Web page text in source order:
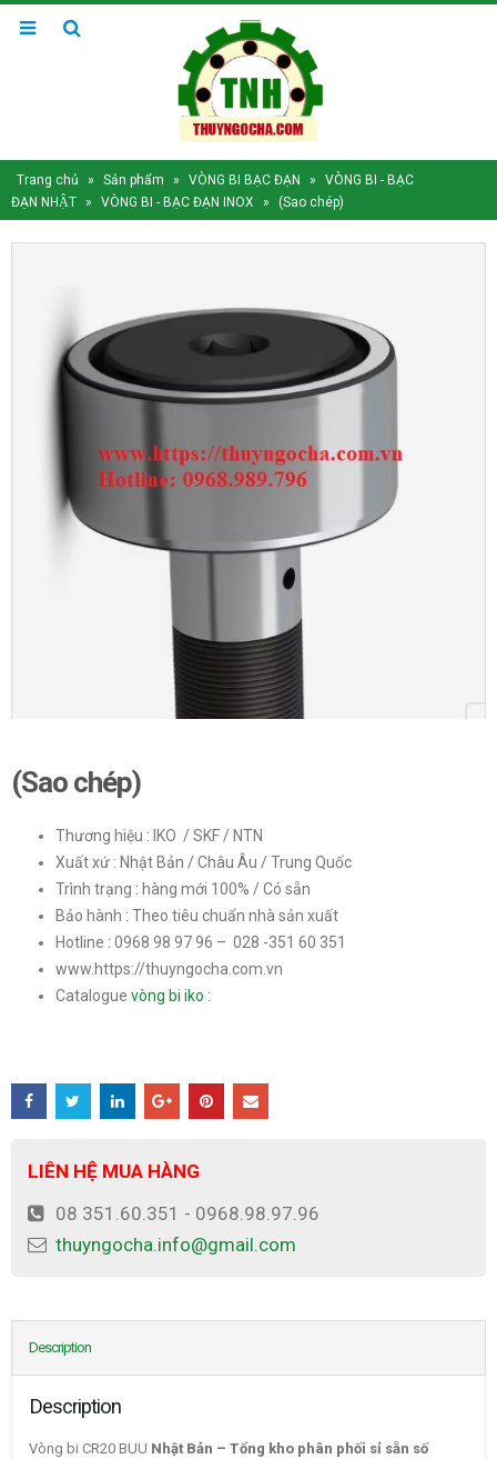
Trang chủ » Sản phẩm » VÒNG BI BẠC ĐẠN »
VÒNG BI - BẠC
ĐẠN NHẬT » VÒNG BI - BẠC ĐẠN INOX » (Sao chép)
(Sao chép)
Thương hiệu : IKO / SKF / NTN
Xuất xứ : Nhật Bản / Châu Âu / Trung Quốc
Trình trạng : hàng mới 100% / Có sẵn
Bảo hành : Theo tiêu chuẩn nhà sản xuất
Hotline : 0968 98 97 96 – 028 -351 60 351
www.https://thuyngocha.com.vn
Catalogue vòng bi iko :
LIÊN HỆ MUA HÀNG
08 351.60.351 - 0968.98.97.96
thuyngocha.info@gmail.com
Description
Description
Vòng bi CR20 BUU Nhật Bản – Tổng kho phân phối sỉ sẵn số